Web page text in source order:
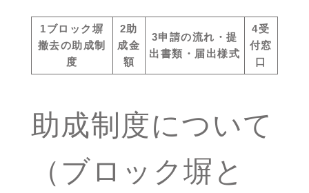
1ブロック塀
撤去の助成制
度
2助
成金
額
3申請の流れ・提
出書類・届出様式
4受
付窓
口
助成制度について
（ブロック塀と